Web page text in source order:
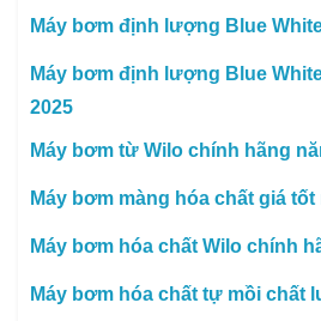
Máy bơm định lượng Blue
Máy bơm định lượng Blue
2025
Máy bơm từ Wilo chính hãng
Máy bơm màng hóa chất giá tốt
Máy bơm hóa chất Wilo chính
Máy bơm hóa chất tự mồi chất